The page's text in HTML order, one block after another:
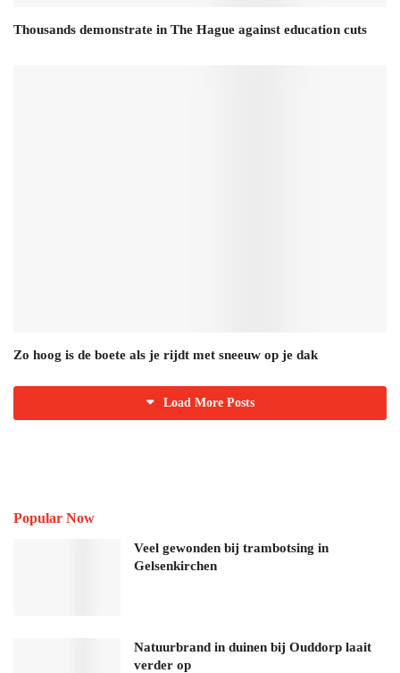
Thousands demonstrate in The Hague against education cuts
Zo hoog is de boete als je rijdt met sneeuw op je dak
Load More Posts
Popular Now
Veel gewonden bij trambotsing in
Gelsenkirchen
Natuurbrand in duinen bij Ouddorp laait
verder op